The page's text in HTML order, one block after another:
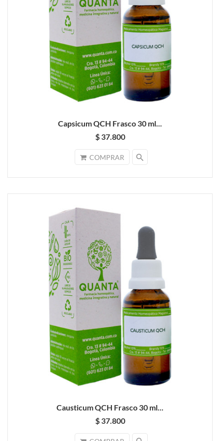
Capsicum QCH Frasco 30 ml...
$ 37.800
COMPRAR search
Causticum QCH Frasco 30 ml...
$ 37.800